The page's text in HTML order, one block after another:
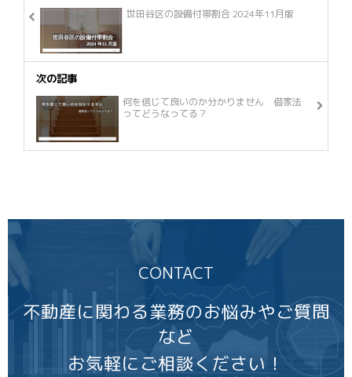
世田谷区の設備付帯割合 2024年11月版
次の記事
何を信じて良いのか分かりません 借家法
ってどうなってる？
CONTACT
不動産に関わる業務のお悩みやご質問
など
お気軽にご相談ください！